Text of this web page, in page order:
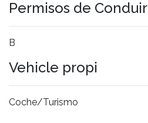
Permisos de Conduir
B
Vehicle propi
Coche/Turismo